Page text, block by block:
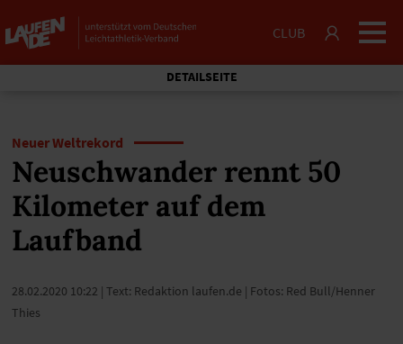
CLUB
DETAILSEITE
Neuer Weltrekord
Neuschwander rennt 50
Kilometer auf dem
Laufband
28.02.2020 10:22 | Text: Redaktion laufen.de | Fotos: Red Bull/Henner
Thies